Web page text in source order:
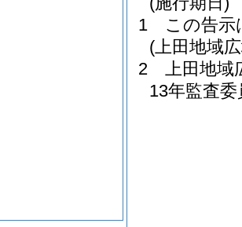
1
この告示
(上田地域
2
上田地域
13年監査